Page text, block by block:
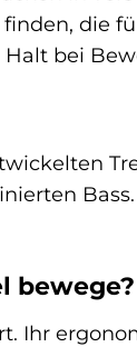
die
bei
bewege?
Ihr